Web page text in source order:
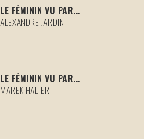
LE FÉMININ VU PAR...
ALEXANDRE JARDIN
LE FÉMININ VU PAR...
MAREK HALTER